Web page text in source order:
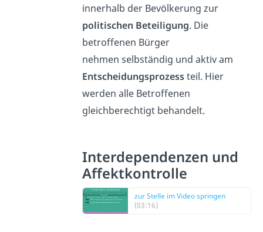
innerhalb der Bevölkerung zur
politischen Beteiligung. Die
betroffenen Bürger
nehmen selbständig und aktiv am
Entscheidungsprozessteil. Hier
werden alle Betroffenen
gleichberechtigt behandelt.
Interdependenzen und
Affektkontrolle
zur Stelle im Video springen
(03:16)